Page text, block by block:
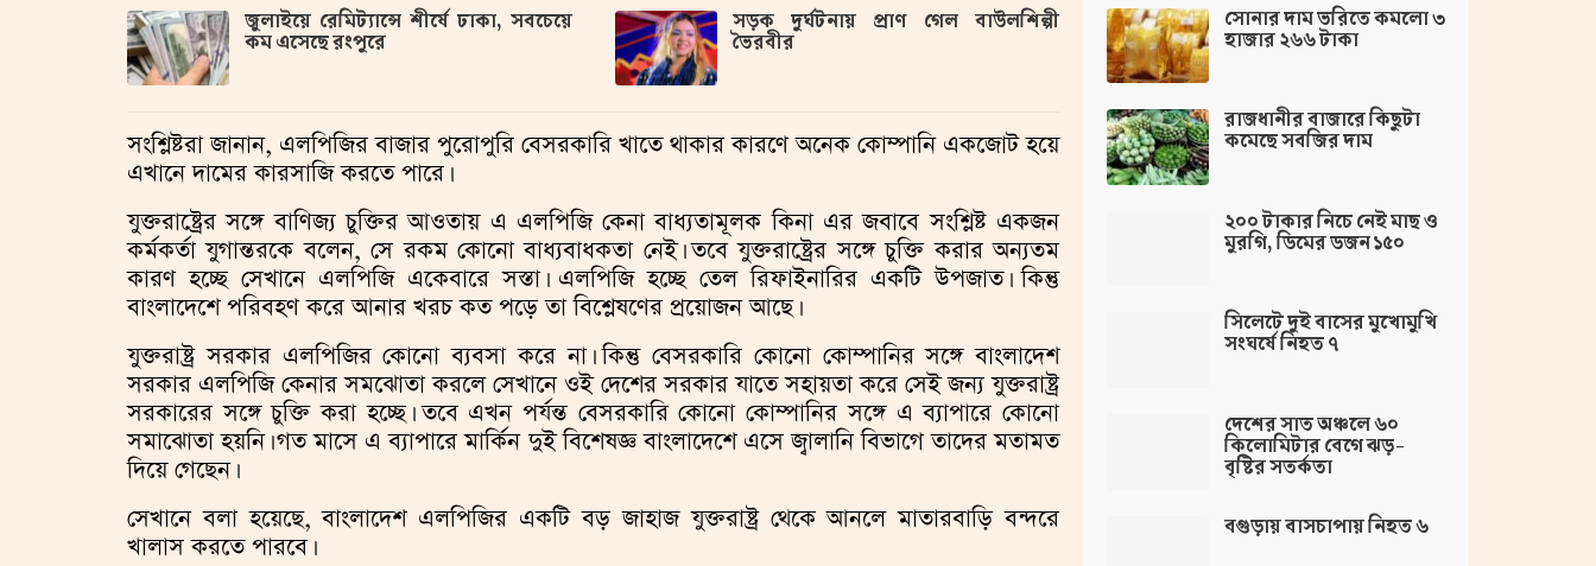
জুলাইয়ে রেমিট্যান্সে শীর্ষে ঢাকা, সবচেয়ে
কম এসেছে রংপুরে
সড়ক দুর্ঘটনায় প্রাণ গেল বাউলশিল্পী
ভৈরবীর
সংশ্লিষ্টরা জানান, এলপিজির বাজার পুরোপুরি বেসরকারি খাতে থাকার কারণে অনেক কোম্পানি একজোট হয়ে
এখানে দামের কারসাজি করতে পারে।
যুক্তরাষ্ট্রের সঙ্গে বাণিজ্য চুক্তির আওতায় এ এলপিজি কেনা বাধ্যতামূলক কিনা এর জবাবে সংশ্লিষ্ট একজন
কর্মকর্তা যুগান্তরকে বলেন, সে রকম কোনো বাধ্যবাধকতা নেই। তবে যুক্তরাষ্ট্রের সঙ্গে চুক্তি করার অন্যতম
কারণ হচ্ছে সেখানে এলপিজি একেবারে সস্তা। এলপিজি হচ্ছে তেল রিফাইনারির একটি উপজাত। কিন্তু
বাংলাদেশে পরিবহণ করে আনার খরচ কত পড়ে তা বিশ্লেষণের প্রয়োজন আছে।
যুক্তরাষ্ট্র সরকার এলপিজির কোনো ব্যবসা করে না। কিন্তু বেসরকারি কোনো কোম্পানির সঙ্গে বাংলাদেশ
সরকার এলপিজি কেনার সমঝোতা করলে সেখানে ওই দেশের সরকার যাতে সহায়তা করে সেই জন্য যুক্তরাষ্ট্র
সরকারের সঙ্গে চুক্তি করা হচ্ছে। তবে এখন পর্যন্ত বেসরকারি কোনো কোম্পানির সঙ্গে এ ব্যাপারে কোনো
সমাঝোতা হয়নি। গত মাসে এ ব্যাপারে মার্কিন দুই বিশেষজ্ঞ বাংলাদেশে এসে জ্বালানি বিভাগে তাদের মতামত
দিয়ে গেছেন।
সেখানে বলা হয়েছে, বাংলাদেশ এলপিজির একটি বড় জাহাজ যুক্তরাষ্ট্র থেকে আনলে মাতারবাড়ি বন্দরে
খালাস করতে পারবে।
সোনার দাম ভরিতে কমলো ৩
হাজার ২৬৬ টাকা
রাজধানীর বাজারে কিছুটা
কমেছে সবজির দাম
২০০ টাকার নিচে নেই মাছ ও
মুরগি, ডিমের ডজন ১৫০
সিলেটে দুই বাসের মুখোমুখি
সংঘর্ষে নিহত ৭
দেশের সাত অঞ্চলে ৬০
কিলোমিটার বেগে ঝড়-
বৃষ্টির সতর্কতা
বগুড়ায় বাসচাপায় নিহত ৬